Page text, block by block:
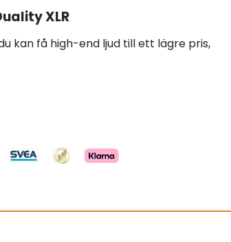
XLR
kan få high-end ljud till ett lägre pris,